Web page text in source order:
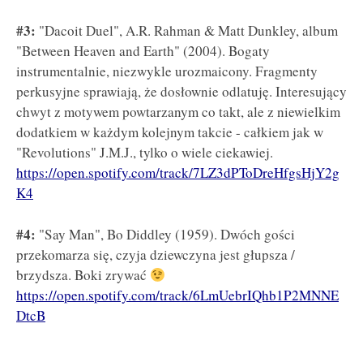
#3: "Dacoit Duel", A.R. Rahman & Matt Dunkley, album
"Between Heaven and Earth" (2004). Bogaty
instrumentalnie, niezwykle urozmaicony. Fragmenty
perkusyjne sprawiają, że dosłownie odlatuję. Interesujący
chwyt z motywem powtarzanym co takt, ale z niewielkim
dodatkiem w każdym kolejnym takcie - całkiem jak w
"Revolutions" J.M.J., tylko o wiele ciekawiej.
https://open.spotify.com/track/7LZ3dPToDreHfgsHjY2g
K4
#4: "Say Man", Bo Diddley (1959). Dwóch gości
przekomarza się, czyja dziewczyna jest głupsza /
brzydsza. Boki zrywać
https://open.spotify.com/track/6LmUebrIQhb1P2MNNE
DtcB